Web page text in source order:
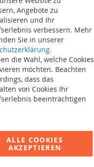
Angebote zu
und Ihr
verbessern. Mehr
Sie in unserer
die Wahl, welche Cookies
möchten. Beachten
dass das
von Cookies Ihr
beeinträchtigen
ALLE COOKIES
AKZEPTIEREN
Anmelden
Passwort vergessen?
Richtlinien